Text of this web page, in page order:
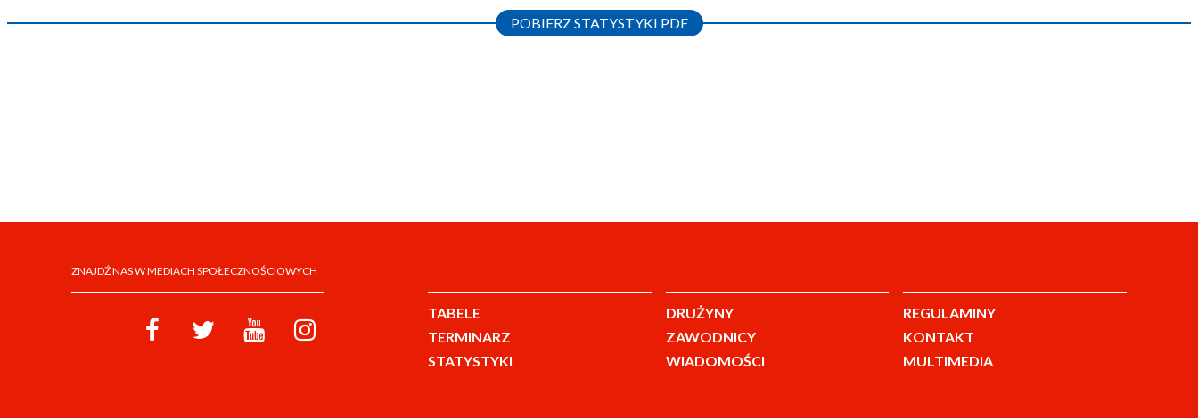
POBIERZ STATYSTYKI PDF
ZNAJDŹ NAS W MEDIACH SPOŁECZNOŚCIOWYCH
TABELE
TERMINARZ
STATYSTYKI
DRUŻYNY
ZAWODNICY
WIADOMOŚCI
REGULAMINY
KONTAKT
MULTIMEDIA